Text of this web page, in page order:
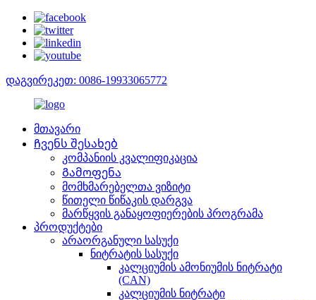
დაგვირეკეთ: 0086-19933065772
მთავარი
Ჩვენს შესახებ
კომპანიის კვალიფიკაცია
Გამოფენა
მომხმარებელთა ვიზიტი
წითელი წიწაკის დარგვა
მარწყვის განაყოფიერების პროგრამა
პროდუქტები
არაორგანული სასუქი
ნიტრატის სასუქი
კალციუმის ამონიუმის ნიტრატი
(CAN)
კალციუმის ნიტრატი